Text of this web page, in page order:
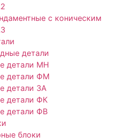
с коническим
детали
детали МН
детали ФМ
детали ЗА
детали ФК
детали ФВ
блоки